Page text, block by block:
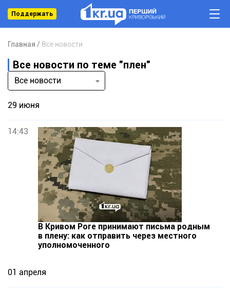
Поддержать
Главная Все новости
Все новости по теме "плен"
Все новости
29 июня
14:43
В Кривом Роге принимают письма родным
в плену: как отправить через местного
уполномоченного
01 апреля